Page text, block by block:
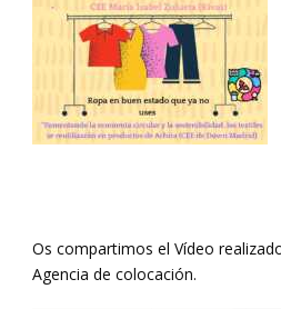
Os compartimos el Vídeo
Agencia de colocación.